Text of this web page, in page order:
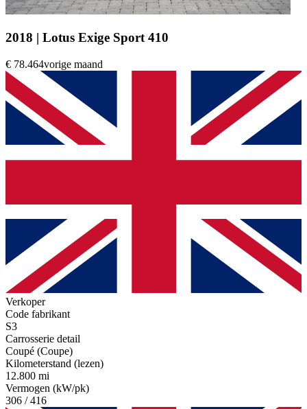
2018 | Lotus Exige Sport 410
€ 78.464vorige maand
Verkoper
Code fabrikant
S3
Carrosserie detail
Coupé (Coupe)
Kilometerstand (lezen)
12.800 mi
Vermogen (kW/pk)
306 / 416